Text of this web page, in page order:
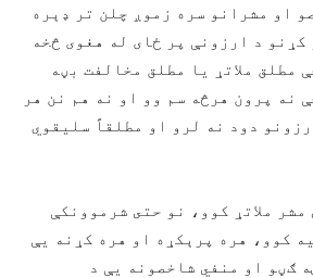
او مشرانو سره زموږ چلن تر ډېره
کړنو د ارزونې پر ځای له هغوى څخه
مطلق ملاتړ یا مطلق مخالفت بڼه
نه پرون هرڅه سم وو او نه هم نن هر
دود نه لرو او مطلقاً سليقوي
ملاتړ کوو، نو حتى شرموونکې
کوو، هره پرېکړه او هره کړنه یې
ګڼو او منفي شاخصونه يې د